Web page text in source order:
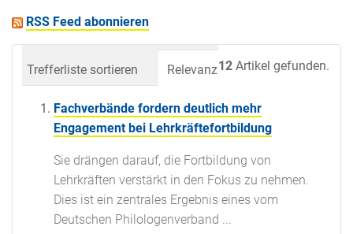
RSS Feed abonnieren
12 Artikel gefunden.
Trefferliste sortieren Relevanz Datum
Fachverbände fordern deutlich mehr
Engagement bei Lehrkräftefortbildung
Sie drängen darauf, die Fortbildung von
Lehrkräften verstärkt in den Fokus zu nehmen.
Dies ist ein zentrales Ergebnis eines vom
Deutschen Philologenverband ...